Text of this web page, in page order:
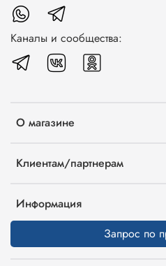
О магазине
Клиентам/партнерам
Информация
Запрос по
Каналы и сообщества: